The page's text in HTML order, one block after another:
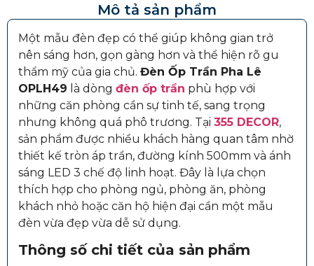
Mô tả sản phẩm
Một mẫu đèn đẹp có thể giúp không gian trở
nên sáng hơn, gọn gàng hơn và thể hiện rõ gu
thẩm mỹ của gia chủ. Đèn Ốp Trần Pha Lê
OPLH49 là dòng đèn ốp trần phù hợp với
những căn phòng cần sự tinh tế, sang trọng
nhưng không quá phô trương. Tại 355 DECOR,
sản phẩm được nhiều khách hàng quan tâm nhờ
thiết kế tròn áp trần, đường kính 500mm và ánh
sáng LED 3 chế độ linh hoạt. Đây là lựa chọn
thích hợp cho phòng ngủ, phòng ăn, phòng
khách nhỏ hoặc căn hộ hiện đại cần một mẫu
đèn vừa đẹp vừa dễ sử dụng.
Thông số chi tiết của sản phẩm